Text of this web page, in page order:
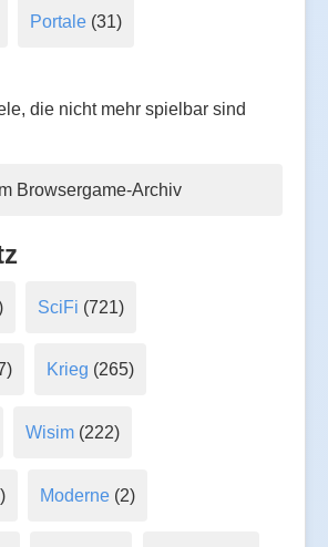
Portale (31)
die nicht mehr spielbar sind
Browsergame-Archiv
SciFi (721)
Krieg (265)
Wisim (222)
Moderne (2)